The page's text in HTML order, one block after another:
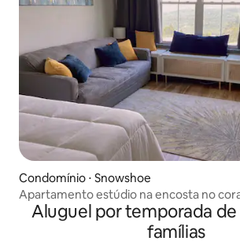
Condomínio ⋅ Snowshoe
Apartamento estúdio na encosta no
Aluguel por temporada de
famílias